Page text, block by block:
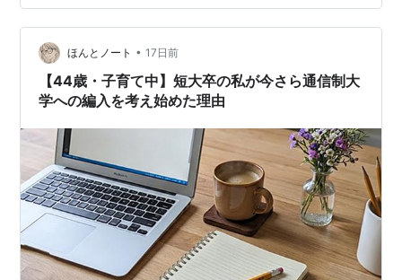
判所が懲戒解雇を有効としたのは当然といえる。 一方、
炭研精工事件では、学歴詐称そのものよりも、企業秩序
に直結する重大事実──懲役刑の隠匿──が問題とされ
た。採用時には、企業秩序や適正配置…
ほんとノート • 17日前
【44歳・子育て中】短大卒の私が今さら通信制大
学への編入を考え始めた理由